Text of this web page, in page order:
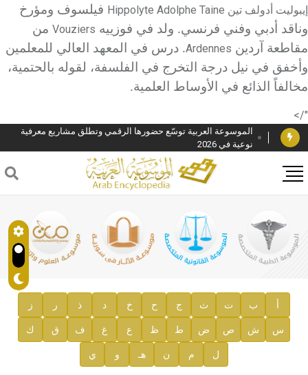
إيبوليت أدولف تين Hippolyte Adolphe Taine فيلسوف ومؤرخ
وناقد أدبي وفني فرنسي. ولد في فوزييه Vouziers من
مقاطعة آردين Ardennes. درس في المعهد العالي للمعلمين
وأخفق في نيل درجة التخرج في الفلسفة، لقوله بالحتمية،
مخالفاً الذائع في الأوساط العلمية.
"/>
دار الفكر الموزع الحصري لمنشورات هيئة الموسوعة العربية
الموسوعة العربية توسّع حضورها الرقمي وتطلق مشاريع معرفية
نوعية في 2026
فوز الأستاذ الدكتور وليد محمد السراقبي بجائزة كتارا لتحقيق
المخطوطات في العاصمة القطرية الدوحة
جائزة مجمع الملك سلمان العالمي للغة العربية 2025
الأستاذ إياد خالد الطباع مدير عام لهيئة الموسوعة العربية
السيد محمد ياسين صالح وزيرا للثقافة
توصيات مجلس الإدارة
صدور المجلد السابع من موسوعة الآثار في سورية
صدور المجلد الثامن عشر من الموسوعة الطبية
أ ب ت ث ج ح خ د ذ ر ز
س ش ص ض ط ظ ع غ ف ق ك
ل م ن هـ و ي